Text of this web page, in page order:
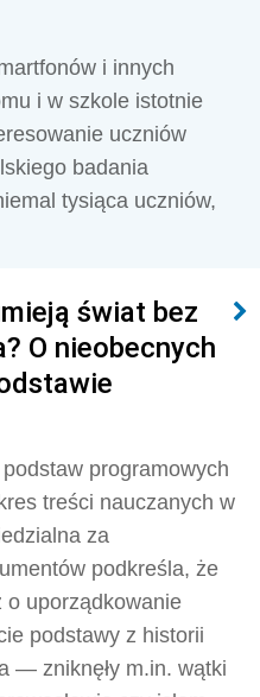
i innych
i w szkole istotnie
uczniów
badania
tysiąca uczniów,
świat bez
O nieobecnych
programowych
treści nauczanych w
za
podkreśla, że
o uporządkowanie
podstawy z historii
— zniknęły m.in. wątki